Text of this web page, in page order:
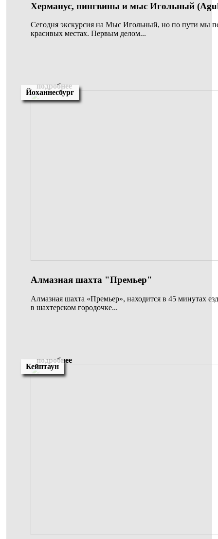
Херманус, пингвины и мыс Игольный
Сегодня экскурсия на Мыс Игольный, но по пути мы
красивых местах. Первым делом...
подробнее
Йоханнесбург
Алмазная шахта "Премьер"
Алмазная шахта «Премьер», находится в 45 минутах
в шахтерском городочке...
подробнее
Кейптаун